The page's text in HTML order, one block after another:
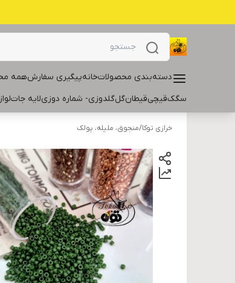
دسته‌بندی محصولاتخانهپیگیری سفارشهمه
سگکقیچیقیطانگلگلدوزی- شماره دوزیلایه جات
خرازی توکا/منجوق، ملیله، پولک